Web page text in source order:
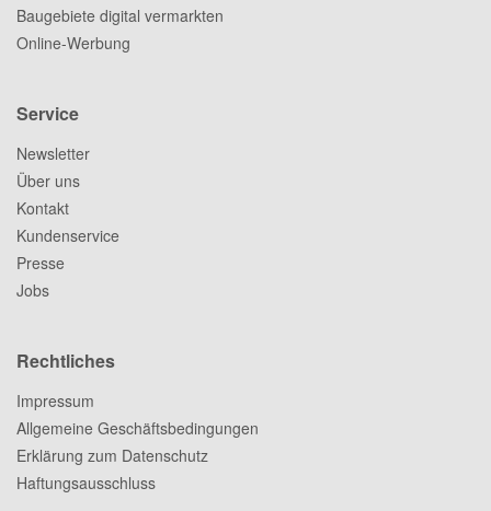
Baugebiete digital vermarkten
Online-Werbung
Service
Newsletter
Über uns
Kontakt
Kundenservice
Presse
Jobs
Rechtliches
Impressum
Allgemeine Geschäftsbedingungen
Erklärung zum Datenschutz
Haftungsausschluss